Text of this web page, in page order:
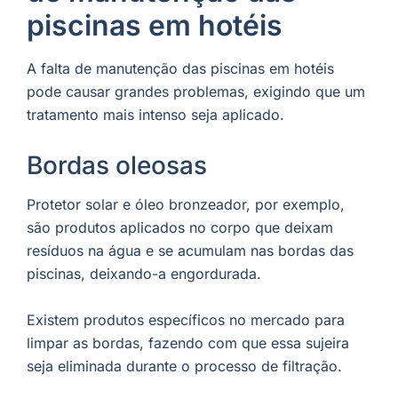
piscinas em hotéis
A falta de manutenção das piscinas em hotéis
pode causar grandes problemas, exigindo que um
tratamento mais intenso seja aplicado.
Bordas oleosas
Protetor solar e óleo bronzeador, por exemplo,
são produtos aplicados no corpo que deixam
resíduos na água e se acumulam nas bordas das
piscinas, deixando-a engordurada.
Existem produtos específicos no mercado para
limpar as bordas, fazendo com que essa sujeira
seja eliminada durante o processo de filtração.